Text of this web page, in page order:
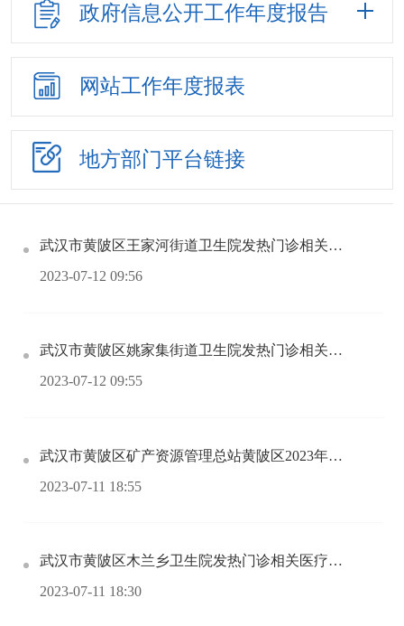
政府信息公开工作年度报告
网站工作年度报表
地方部门平台链接
武汉市黄陂区王家河街道卫生院发热门诊相关医疗设施设备采购项目中标（成交）结果公告
2023-07-12 09:56
武汉市黄陂区姚家集街道卫生院发热门诊相关医疗设施设备采购项目中标（成交）结果公告
2023-07-12 09:55
武汉市黄陂区矿产资源管理总站黄陂区2023年度地质灾害防治专业技术服务公开招标公告
2023-07-11 18:55
武汉市黄陂区木兰乡卫生院发热门诊相关医疗设施设备采购项目中标（成交）结果公告
2023-07-11 18:30